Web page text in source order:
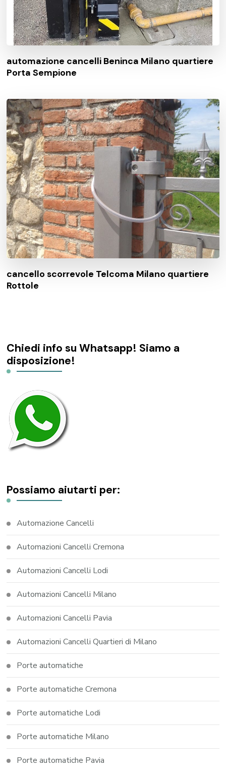
automazione cancelli Beninca Milano quartiere
Porta Sempione
cancello scorrevole Telcoma Milano quartiere
Rottole
Chiedi info su Whatsapp! Siamo a
disposizione!
Possiamo aiutarti per:
Automazione Cancelli
Automazioni Cancelli Cremona
Automazioni Cancelli Lodi
Automazioni Cancelli Milano
Automazioni Cancelli Pavia
Automazioni Cancelli Quartieri di Milano
Porte automatiche
Porte automatiche Cremona
Porte automatiche Lodi
Porte automatiche Milano
Porte automatiche Pavia